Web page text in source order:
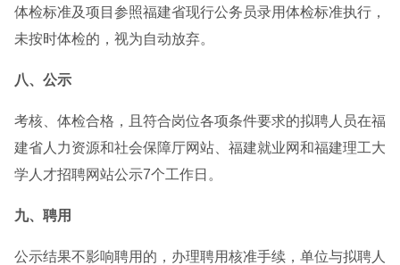
体检标准及项目参照福建省现行公务员录用体检标准执行，
未按时体检的，视为自动放弃。
八、公示
考核、体检合格，且符合岗位各项条件要求的拟聘人员在福
建省人力资源和社会保障厅网站、福建就业网和福建理工大
学人才招聘网站公示7个工作日。
九、聘用
公示结果不影响聘用的，办理聘用核准手续，单位与拟聘人